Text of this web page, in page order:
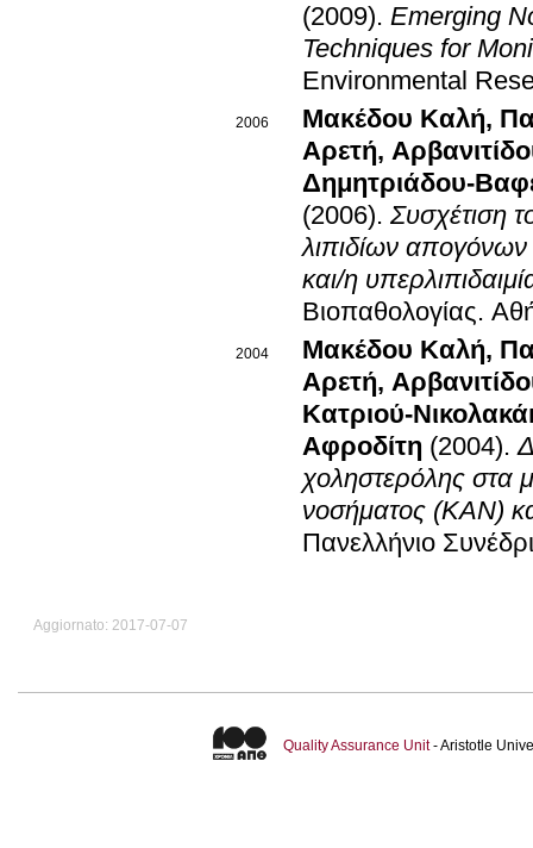
(2009). Emerging
Techniques for
Environmental
2006 Μακέδου Καλή,
Αρετή,
Δημητριάδου-
(2006). Συσχέτιση
λιπιδίων απογόνων
και/η
Βιοπαθολογίας.
2004 Μακέδου Καλή,
Αρετή,
Κατριού-
Αφροδίτη (2004).
χοληστερόλης στα
νοσήματος (ΚΑΝ)
Πανελλήνιο
Aggiornato: 2017-07-07
Quality Assurance Unit- Aristotle